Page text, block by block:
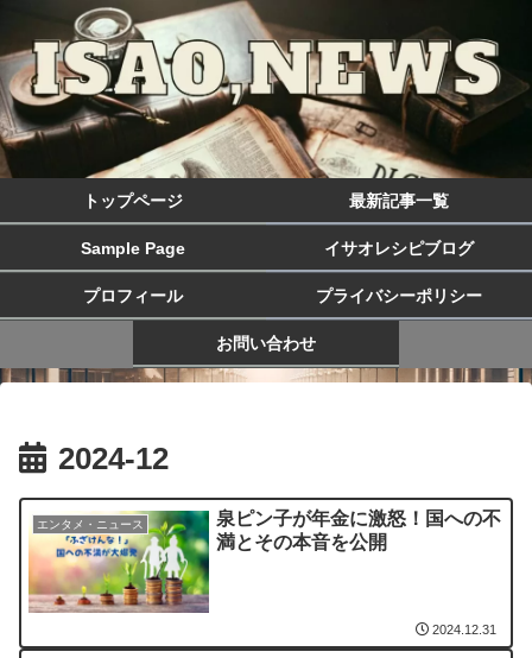
トップページ 最新記事一覧
Sample Page イサオレシピブログ
プロフィール プライバシーポリシー
お問い合わせ
2024-12
エンタメ・ニュース
泉ピン子が年金に激怒！国への不
満とその本音を公開
2024.12.31